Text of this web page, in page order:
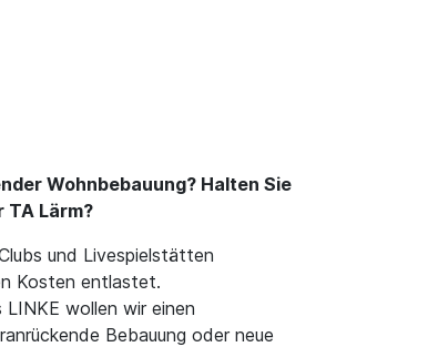
Wohnbebauung? Halten Sie
TA Lärm?
und Livespielstätten
Kosten entlastet.
wollen wir einen
Bebauung oder neue